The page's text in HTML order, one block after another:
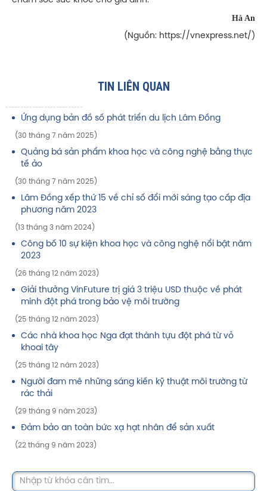
Hà An
(Nguồn: https://vnexpress.net/)
TIN LIÊN QUAN
Ứng dụng bản đồ số phát triển du lịch Lâm Đồng
(30 tháng 7 năm 2025)
Quảng bá sản phẩm khoa học và công nghệ bằng thực
tế ảo
(30 tháng 7 năm 2025)
Lâm Đồng xếp thứ 15 về chỉ số đổi mới sáng tạo cấp địa
phương năm 2023
(13 tháng 3 năm 2024)
Công bố 10 sự kiện khoa học và công nghệ nổi bật năm
2023
(26 tháng 12 năm 2023)
Giải thưởng VinFuture trị giá 3 triệu USD thuộc về phát
minh đột phá trong bảo vệ môi trường
(25 tháng 12 năm 2023)
Các nhà khoa học Nga đạt thành tựu đột phá từ vỏ
khoai tây
(25 tháng 12 năm 2023)
Người đam mê những sáng kiến kỹ thuật môi trường từ
rác thải
(29 tháng 9 năm 2023)
Đảm bảo an toàn bức xạ hạt nhân để sản xuất
(22 tháng 9 năm 2023)